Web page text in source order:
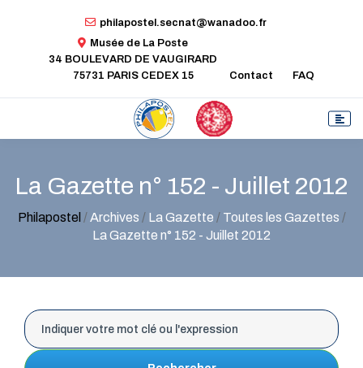
philapostel.secnat@wanadoo.fr
Musée de La Poste
34 BOULEVARD DE VAUGIRARD
75731 PARIS CEDEX 15
Contact FAQ
La Gazette n° 152 - Juillet 2012
Philapostel /Archives / La Gazette / Toutes les Gazettes /
La Gazette n° 152 - Juillet 2012